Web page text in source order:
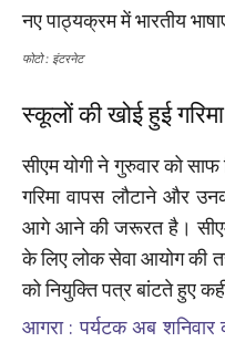
नए पाठ्यक्रम में भारतीय
फोटो : इंटरनेट
स्कूलों की खोई हुई
सीएम योगी ने गुरुवार को
गरिमा वापस लौटाने और
आगे आने की जरूरत है।
के लिए लोक सेवा आयोग की
को नियुक्ति पत्र बांटते हुए
आगरा : पर्यटक अब शनिवार